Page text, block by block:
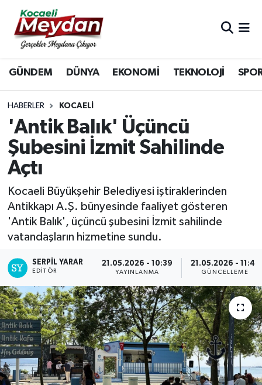
GÜNDEM DÜNYA EKONOMİ TEKNOLOJİ
HABERLER KOCAELI
'Antik Balık' Üçüncü
Şubesini İzmit Sahilinde
Açtı
Kocaeli Büyükşehir Belediyesi iştiraklerinden
Antikkapı A.Ş. bünyesinde faaliyet gösteren
'Antik Balık', üçüncü şubesini İzmit sahilinde
vatandaşların hizmetine sundu.
SERPİL YARAR
EDITÖR
21.05.2026 - 10:39
YAYINLANMA
21.05.2026 - 11:41
GÜNCELLEME
Nöbetçi Eczaneler
Hava Durumu
Trafik Durumu
Süper Lig Puan Durumu ve Fikstür
Tüm Manşetler
Son Dakika Haberleri
Haber Arşivi